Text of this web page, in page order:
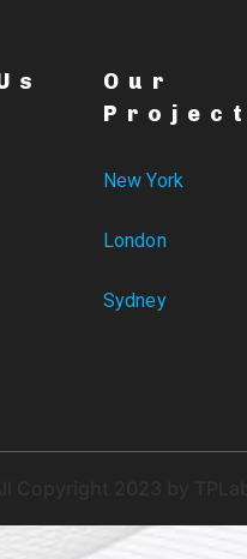
Our
New York
London
Sydney